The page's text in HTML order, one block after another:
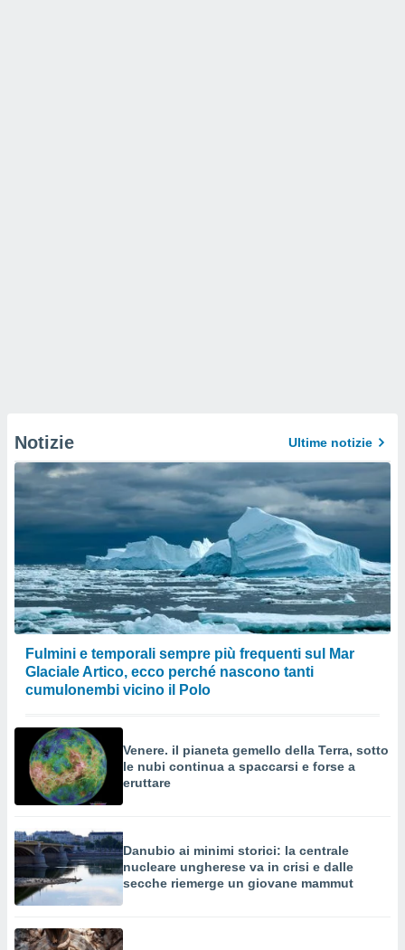
Notizie Ultime notizie
Fulmini e temporali sempre più frequenti sul Mar
Glaciale Artico, ecco perché nascono tanti
cumulonembi vicino il Polo
Venere. il pianeta gemello della Terra, sotto
le nubi continua a spaccarsi e forse a
eruttare
Danubio ai minimi storici: la centrale
nucleare ungherese va in crisi e dalle
secche riemerge un giovane mammut